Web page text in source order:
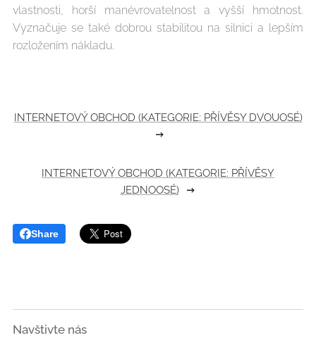
vlastnosti, horší manévrovatelnost a vyšší hmotnost.
Vyznačuje se také dobrou stabilitou na silnici a lepším
rozložením nákladu.
INTERNETOVÝ OBCHOD (KATEGORIE: PŘÍVĚSY DVOUOSÉ)
INTERNETOVÝ OBCHOD (KATEGORIE: PŘÍVĚSY
JEDNOOSÉ)
Share
Navštivte nás